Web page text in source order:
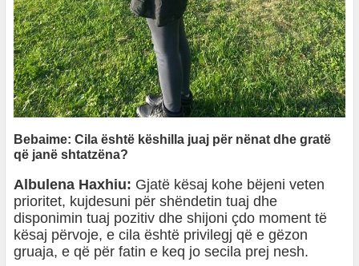
Bebaime: Cila është këshilla juaj për nënat dhe gratë
që janë shtatzëna?
Albulena Haxhiu: Gjatë kësaj kohe bëjeni veten
prioritet, kujdesuni për shëndetin tuaj dhe
disponimin tuaj pozitiv dhe shijoni çdo moment të
kësaj përvoje, e cila është privilegj që e gëzon
gruaja, e që për fatin e keq jo secila prej nesh.